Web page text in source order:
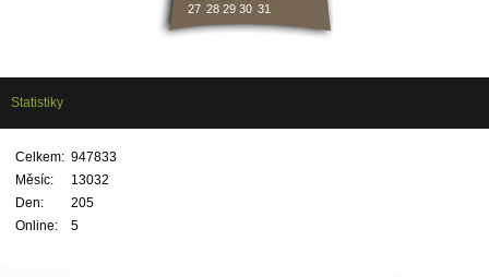
27 28 29 30 31
Statistiky
Online: 5
Celkem: 947833
Měsíc:
13032
Den:
205